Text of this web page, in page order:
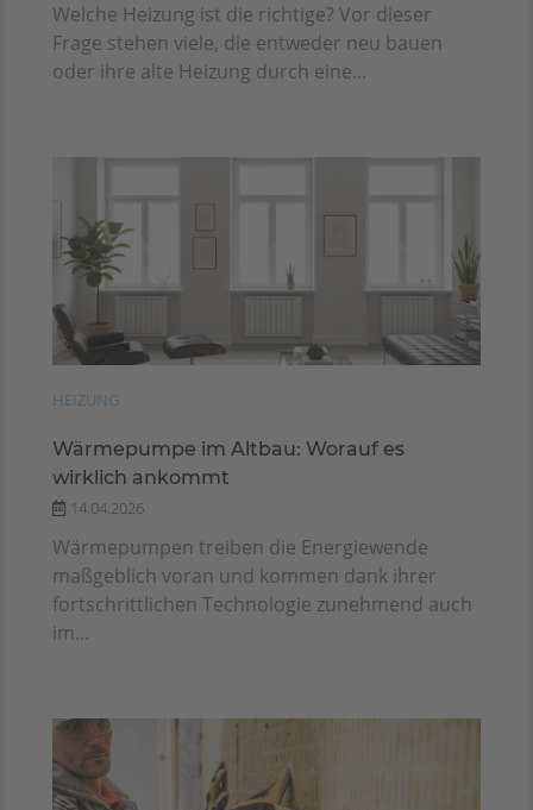
Welche Heizung ist die richtige? Vor dieser
Frage stehen viele, die entweder neu bauen
oder ihre alte Heizung durch eine...
HEIZUNG
Wärmepumpe im Altbau: Worauf es
wirklich ankommt
14.04.2026
Wärmepumpen treiben die Energiewende
maßgeblich voran und kommen dank ihrer
fortschrittlichen Technologie zunehmend auch
im...